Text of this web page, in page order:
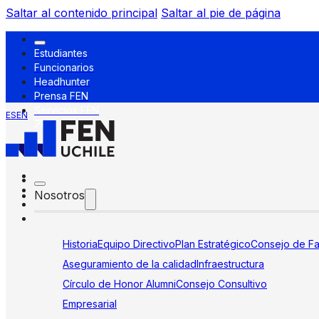
Saltar al contenido principal Saltar al pie de página
Estudiantes
Funcionarios
Headhunter
Prensa FEN
ESEN
Nosotros
HistoriaEquipo DirectivoPlan EstratégicoConsejo de
Aseguramiento de la calidadInfraestructura
Círculo de Honor AlumniConsejo Consultivo
Empresarial